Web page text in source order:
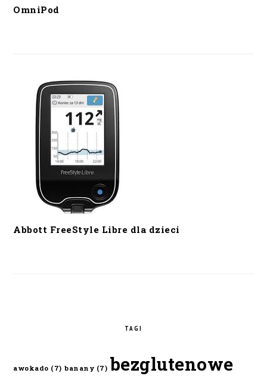
OmniPod
Abbott FreeStyle Libre dla dzieci
TAGI
awokado (7) banany (7) bezglutenowe